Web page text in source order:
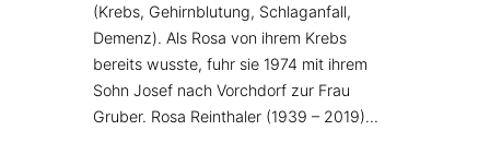
(Krebs, Gehirnblutung, Schlaganfall,
Demenz). Als Rosa von ihrem Krebs
bereits wusste, fuhr sie 1974 mit ihrem
Sohn Josef nach Vorchdorf zur Frau
Gruber. Rosa Reinthaler (1939 – 2019)…